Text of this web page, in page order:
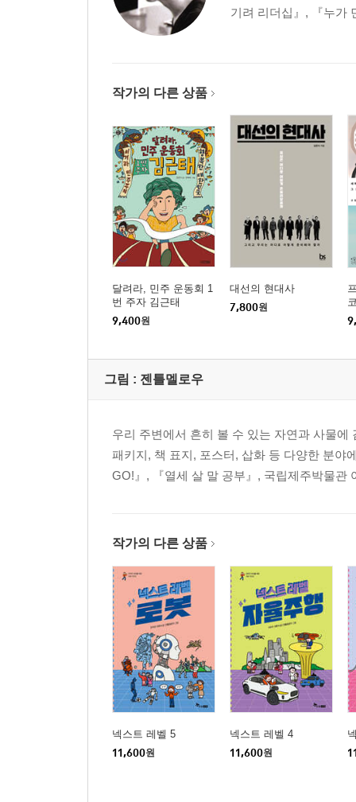
기려 리더십』, 『누가
작가의 다른 상품
달려라, 민주 운동회 1
번 주자 김근태
9,400원
대선의 현대사
7,800원
그림 : 젠틀멜로우
우리 주변에서 흔히 볼 수 있는 자연과 사물
패키지, 책 표지, 포스터, 삽화 등 다양한 분야
GO!』, 『열세 살 말 공부』, 국립제주박물관
작가의 다른 상품
넥스트 레벨 5
11,600원
넥스트 레벨 4
11,600원